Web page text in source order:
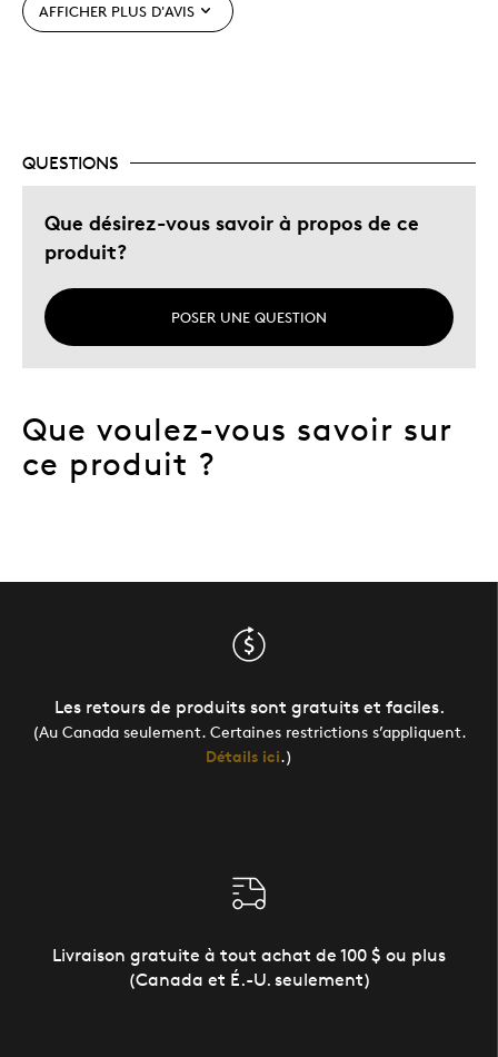
AFFICHER PLUS D'AVIS
QUESTIONS
Que désirez-vous savoir à propos de ce
produit?
POSER UNE QUESTION
Que voulez-vous savoir sur
ce produit ?
Les retours de produits sont gratuits et faciles.
(Au Canada seulement. Certaines restrictions s’appliquent.
Détails ici.)
Livraison gratuite à tout achat de 100 $ ou plus
(Canada et É.-U. seulement)